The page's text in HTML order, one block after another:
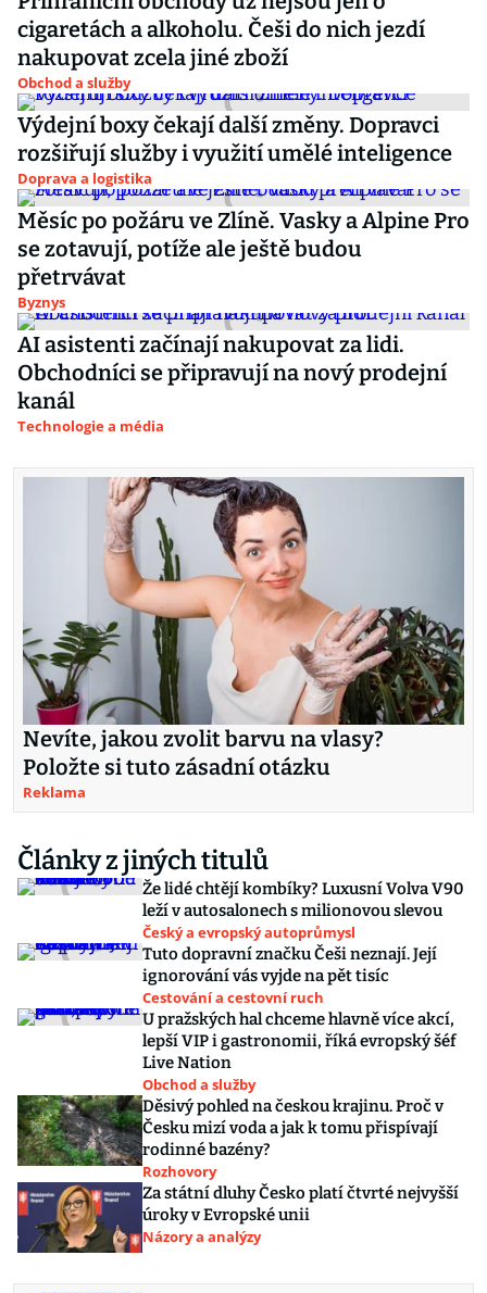
cigaretách a alkoholu. Češi do nich jezdí
nakupovat zcela jiné zboží
Obchod a služby
Výdejní boxy čekají další změny. Dopravci
rozšiřují služby i využití umělé inteligence
Doprava a logistika
Měsíc po požáru ve Zlíně. Vasky a Alpine Pro
se zotavují, potíže ale ještě budou
přetrvávat
Byznys
AI asistenti začínají nakupovat za lidi.
Obchodníci se připravují na nový prodejní
kanál
Technologie a média
Nevíte, jakou zvolit barvu na vlasy?
Položte si tuto zásadní otázku
Reklama
Články z jiných titulů
Že lidé chtějí kombíky? Luxusní Volva V90
leží v autosalonech s milionovou slevou
Český a evropský autoprůmysl
Tuto dopravní značku Češi neznají. Její
ignorování vás vyjde na pět tisíc
Cestování a cestovní ruch
U pražských hal chceme hlavně více akcí,
lepší VIP i gastronomii, říká evropský šéf
Live Nation
Obchod a služby
Děsivý pohled na českou krajinu. Proč v
Česku mizí voda a jak k tomu přispívají
rodinné bazény?
Rozhovory
Za státní dluhy Česko platí čtvrté nejvyšší
úroky v Evropské unii
Názory a analýzy